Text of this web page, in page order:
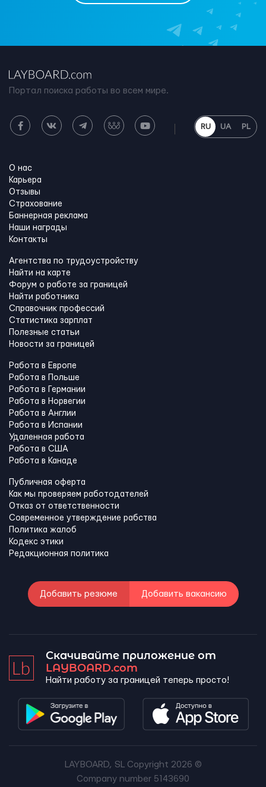
Портал поиска работы во всем мире.
RU UA PL
О нас
Карьера
Отзывы
Страхование
Баннерная реклама
Наши награды
Контакты
Агентства по трудоустройству
Найти на карте
Форум о работе за границей
Найти работника
Справочник профессий
Статистика зарплат
Полезные статьи
Новости за границей
Работа в Европе
Работа в Польше
Работа в Германии
Работа в Норвегии
Работа в Англии
Работа в Испании
Удаленная работа
Работа в США
Работа в Канадe
Публичная оферта
Как мы проверяем работодателей
Отказ от ответственности
Современное утверждение рабства
Политика жалоб
Кодекс этики
Редакционная политика
Добавить резюме Добавить вакансию
Скачивайте приложение от
LAYBOARD.com
Найти работу за границей теперь просто!
LAYBOARD, SL Copyright 2026 ©
Company number 5143690